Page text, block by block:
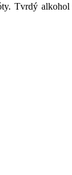
Tvrdý